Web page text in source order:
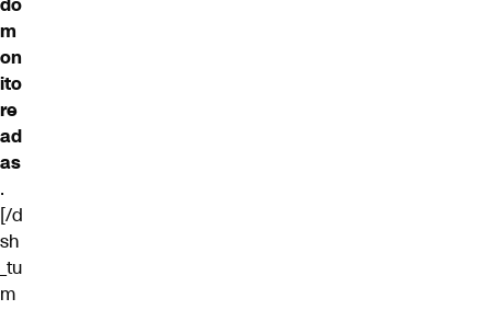
m
on
ito
re
ad
as
.
[/d
sh
_tu
m